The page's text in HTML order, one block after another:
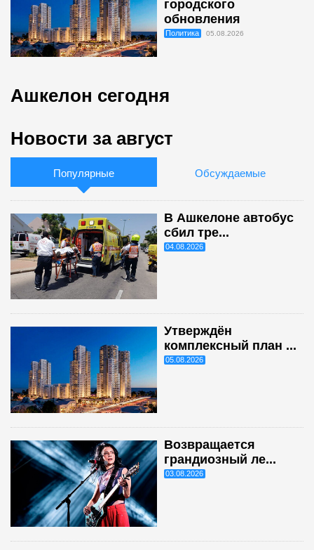
городского
обновления
Политика 05.08.2026
Ашкелон сегодня
Новости за август
Популярные Обсуждаемые
В Ашкелоне автобус
сбил тре...
04.08.2026
Утверждён
комплексный план ...
05.08.2026
Возвращается
грандиозный ле...
03.08.2026